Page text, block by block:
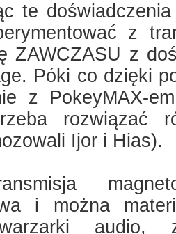
te
z
ZAWCZASU z
Póki co dzięki
z PokeyMAX-
rozwiązać
Ijor i Hias).
i można
audio,